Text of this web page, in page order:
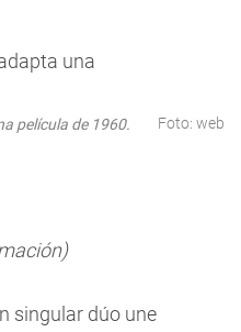
película de 1960. Foto: web
singular dúo une